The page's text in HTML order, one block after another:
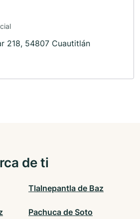
218, 54807 Cuautitlán
de ti
Tlalnepantla de Baz
Pachuca de Soto